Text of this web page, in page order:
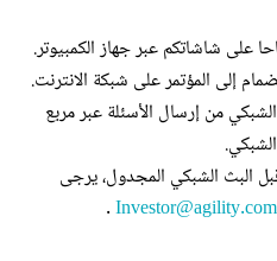
على شاشاتكم عبر جهاز الكمبيوتر.
إلى المؤتمر على شبكة الانترنت.
من إرسال الأسئلة عبر مربع
البث الشبكي المجدول، يرجى
Investor@agility.com
.